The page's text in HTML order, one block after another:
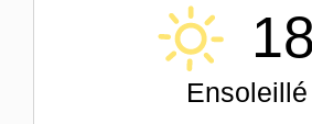
Ensoleillé